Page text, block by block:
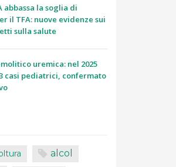
abbassa la soglia di
il TFA: nuove evidenze sui
sulla salute
uremica: nel 2025
casi pediatrici, confermato
alcol